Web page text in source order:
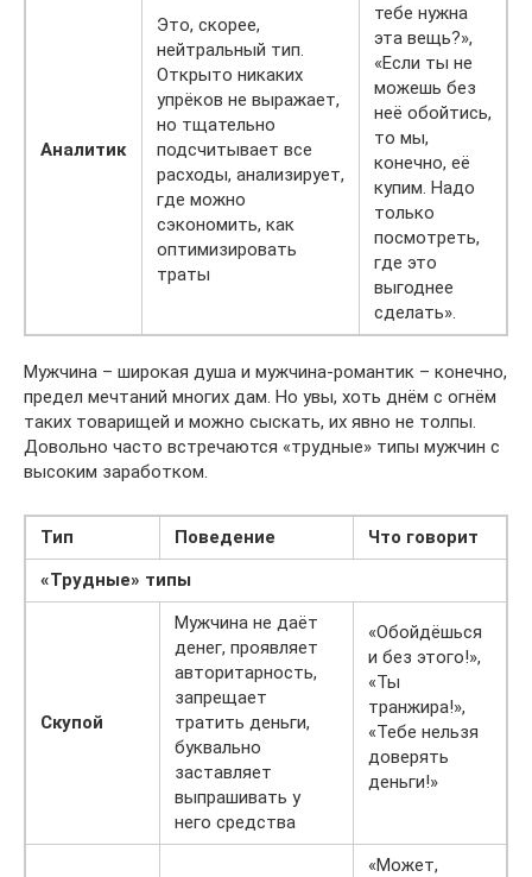
Аналитик
Это, скорее,
нейтральный тип.
Открыто никаких
упрёков не выражает,
но тщательно
подсчитывает все
расходы, анализирует,
где можно
сэкономить, как
оптимизировать
траты
тебе нужна
эта вещь?»,
«Если ты не
можешь без
неё обойтись,
то мы,
конечно, её
купим. Надо
только
посмотреть,
где это
выгоднее
сделать».
Мужчина – широкая душа и мужчина-романтик – конечно,
предел мечтаний многих дам. Но увы, хоть днём с огнём
таких товарищей и можно сыскать, их явно не толпы.
Довольно часто встречаются «трудные» типы мужчин с
высоким заработком.
Тип Поведение
Что говорит
«Трудные» типы
Скупой
Мужчина не даёт
денег, проявляет
авторитарность,
запрещает
тратить деньги,
буквально
заставляет
выпрашивать у
него средства
«Обойдёшься
и без этого!»,
«Ты
транжира!»,
«Тебе нельзя
доверять
деньги!»
«Может,